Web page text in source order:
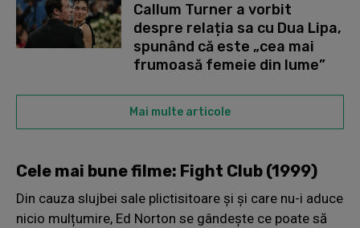
Callum Turner a vorbit
despre relația sa cu Dua Lipa,
spunând că este „cea mai
frumoasă femeie din lume”
Mai multe articole
Cele mai bune filme: Fight Club (1999)
Din cauza slujbei sale plictisitoare și și care nu-i aduce
nicio mulțumire, Ed Norton se gândește ce poate să